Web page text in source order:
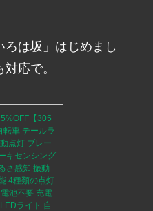
は坂」はじめまし
応で。
【305
車 テールラ
点灯 ブレー
キセンシング
さ感知 振動
4種類の点灯
池不要 充電
ライト 自